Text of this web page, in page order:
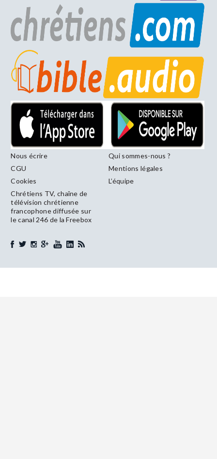
Nous écrire
Qui sommes-nous ?
CGU
Mentions légales
Cookies
L’équipe
Chrétiens TV, chaîne de
télévision chrétienne
francophone diffusée sur
le canal 246 de la Freebox